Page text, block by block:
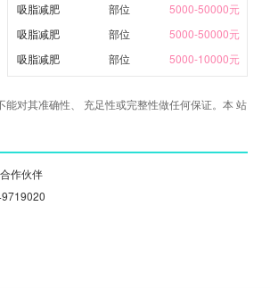
吸脂减肥
部位
5000-50000元
吸脂减肥
部位
5000-50000元
吸脂减肥
部位 5000-10000元
对其准确性、 充足性或完整性做任何保证。本 站
合作伙伴